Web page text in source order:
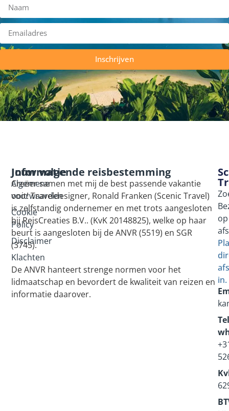
Inschrijven
op
in.
Informatie
Algemene
voorwaarden
Cookie
Policy
Disclaimer
Klachten
Jouw volgende reisbestemming
Creëer samen met mij de best passende vakantie
ooit! Traveldesigner, Ronald Franken (Scenic Travel)
is zelfstandig ondernemer en met trots aangesloten
bij ReisCreaties B.V.. (KvK 20148825), welke op haar
beurt is aangesloten bij de ANVR (5519) en SGR
(3745).
De ANVR hanteert strenge normen voor het
lidmaatschap en bevordert de kwaliteit van reizen en
informatie daarover.